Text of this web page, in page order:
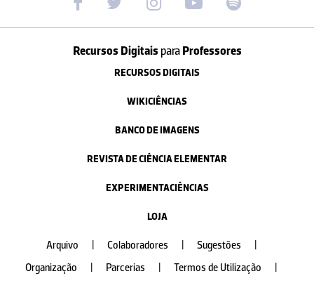
Recursos Digitais paraProfessores
RECURSOS DIGITAIS
WIKICIÊNCIAS
BANCO DE IMAGENS
REVISTA DE CIÊNCIA ELEMENTAR
EXPERIMENTACIÊNCIAS
LOJA
Arquivo Colaboradores Sugestões
Organização
Parcerias Termos de Utilização